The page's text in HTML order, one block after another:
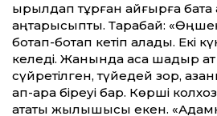
ырылдап тұрған айғырға бата
қаңтарысыпты. Тарақбай: «Өңшең
боқтап-боқтап кетіп қалады. Екі
келеді. Жанында қасқа шадыр
сүйретілген, түйедей зор,
қап-қара біреуі бар. Көрші
атақты жылқышысы екен.